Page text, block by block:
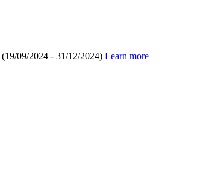
(19/09/2024 - 31/12/2024) Learn more